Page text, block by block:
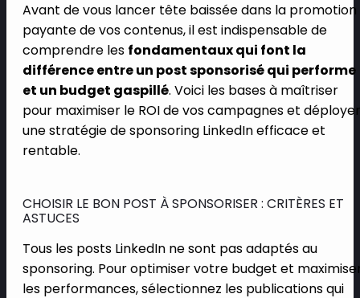
Avant de vous lancer tête baissée dans la promotion
payante de vos contenus, il est indispensable de
comprendre les fondamentaux qui font la
différence entre un post sponsorisé qui performe
et un budget gaspillé. Voici les bases à maîtriser
pour maximiser le ROI de vos campagnes et déployer
une stratégie de sponsoring LinkedIn efficace et
rentable.
CHOISIR LE BON POST À SPONSORISER : CRITÈRES ET
ASTUCES
Tous les posts LinkedIn ne sont pas adaptés au
sponsoring. Pour optimiser votre budget et
les performances, sélectionnez les publications qui